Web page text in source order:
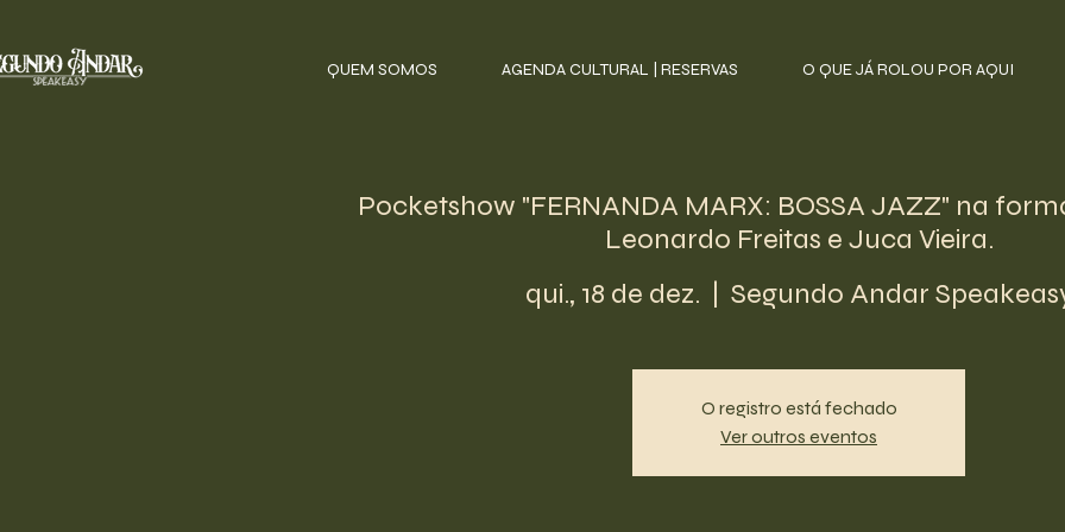
QUEM SOMOS AGENDA CULTURAL | RESERVAS O QUE JÁ ROLOU POR AQUI
Pocketshow "FERNANDA MARX: BOSSA JAZZ" na
Leonardo Freitas e Juca Vieira.
qui., 18 de dez.
  |
Segundo Andar
O registro está fechado
Ver outros eventos